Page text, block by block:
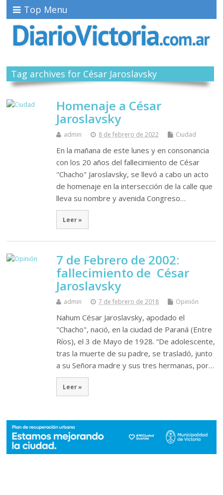
Top Menu
Tag archives for César Jaroslavsky
Homenaje a César
Jaroslavsky
admin 8 de febrero de 2022 Ciudad
En la mañana de este lunes y en consonancia
con los 20 años del fallecimiento de César
"Chacho" Jaroslavsky, se llevó a cabo un acto
de homenaje en la intersección de la calle que
lleva su nombre y avenida Congreso…
Leer »
7 de Febrero de 2002:
fallecimiento de César
Jaroslavsky
admin 7 de febrero de 2018 Opinión
Nahum César Jaroslavsky, apodado el
"Chacho", nació, en la ciudad de Paraná (Entre
Ríos), el 3 de Mayo de 1928. “De adolescente,
tras la muerte de su padre, se trasladó, junto
a su Señora madre y sus tres hermanas, por…
Leer »